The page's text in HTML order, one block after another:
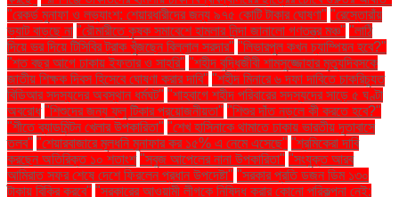
"রেকর্ড মুনাফা ও লভ্যাংশ: শেয়ারধারীদের জন্য ৯৭৫ কোটি টাকার ঘোষণা" "রেস্তোরাঁয়
ভ্যাট বাড়ছে না "রৌমারীতে কৃষক সমাবেশে হামলার নিন্দা জানালো গণতন্ত্র মঞ্চ" "লাঠি
দিয়ে ভর দিয়ে টিসিবির ট্রাক খুঁজছেন বিল্লাল সরদার" "লিভারপুল কখন চ্যাম্পিয়ন হবে?"
"শত বছর আগে ঢাকায় ইফতার ও সাহ্‌রি" "শহীদ বুদ্ধিজীবী শামসুজ্জোহার মৃত্যুদিবসকে
জাতীয় শিক্ষক দিবস হিসেবে ঘোষণা করার দাবি" "শহীদ মিনারে ৬ দফা দাবিতে চাকরিচ্যুত
বিডিআর সদস্যদের অবস্থান ধর্মঘট" "শাহবাগে শহীদ পরিবারের সদস্যদের সাড়ে ৫ ঘণ্টা
অবরোধ "শিশুদের জন্য ফ্লু টিকার প্রয়োজনীয়তা" "শিশুর দাঁত নড়লে কী করতে হবে?"
"শীতে ব্যাডমিন্টন খেলার উপকারিতা" "শেখ হাসিনাকে থামাতে ঢাকায় ভারতীয় দূতাবাসে
তলব" "শেয়ারবাজারে মূলধনি মুনাফার কর ১৫% এ নেমে এসেছে" "শ্রমিকেরা দাবি
করছেন অতিরিক্ত ১০ শতাংশ "সবুজ আপেলের নানা উপকারিতা" "সংযুক্ত আরব
আমিরাত সফর শেষে দেশে ফিরলেন প্রধান উপদেষ্টা" "সরকার প্রতি ডজন ডিম ১৩০
টাকায় বিক্রি করবে" "সরকারের আওয়ামী লীগকে নিষিদ্ধ করার কোনো পরিকল্পনা নেই: